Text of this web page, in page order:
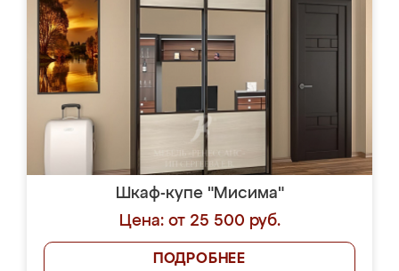
Шкаф-купе "Мисима"
Цена: от 25 500 руб.
ПОДРОБНЕЕ